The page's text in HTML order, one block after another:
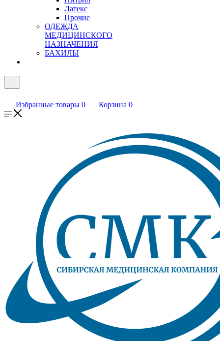
Латекс
Прочие
ОДЕЖДА
МЕДИЦИНСКОГО
НАЗНАЧЕНИЯ
БАХИЛЫ
Избранные товары 0 Корзина 0